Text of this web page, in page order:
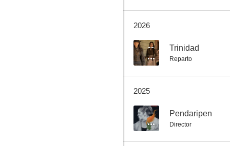
Ocho apellidos vascos
2026
-- Trinidad
Reparto
2025
-- Pendaripen
Director